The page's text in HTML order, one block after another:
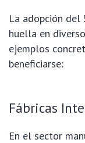
La adopción del
huella en
ejemplos
beneficiarse:
Fábricas
En el sector